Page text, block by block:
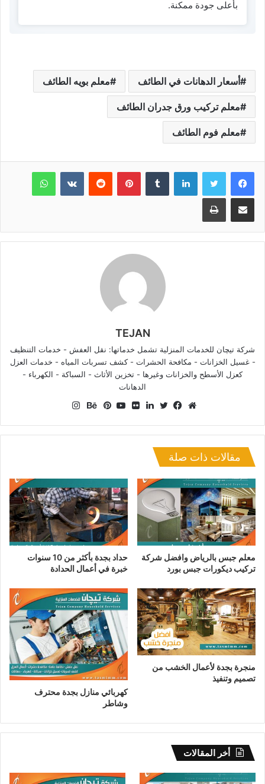
بأعلى جودة ممكنة.
أسعار الدهانات في الطائف معلم بويه الطائف
معلم تركيب ورق جدران الطائف
معلم فوم الطائف
لينكدإن بينتيريست واتساب
مشاركة عبر البريد طباعة
TEJAN
شركة تيچان للخدمات المنزلية تشمل خدماتها: نقل العفش - خدمات التنظيف
- غسيل الخزانات - مكافحة الحشرات - كشف تسربات المياه - خدمات العزل
كعزل الأسطح والخزانات وغيرها - تخزين الأثاث - السباكة - الكهرباء -
الدهانات
الويب
من
مقالات ذات صلة
معلم جبس بالرياض وافضل شركة
تركيب ديكورات جبس بورد
حداد بجدة بأكثر من 10 سنوات
خبرة في أعمال الحدادة
منجرة بجدة لأعمال الخشب من
تصميم وتنفيذ
كهربائي منازل بجدة محترف
وشاطر
أخر المقالات